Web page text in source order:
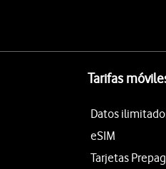
de Vodafone
Tarifas
Datos
eSIM
Tarjetas